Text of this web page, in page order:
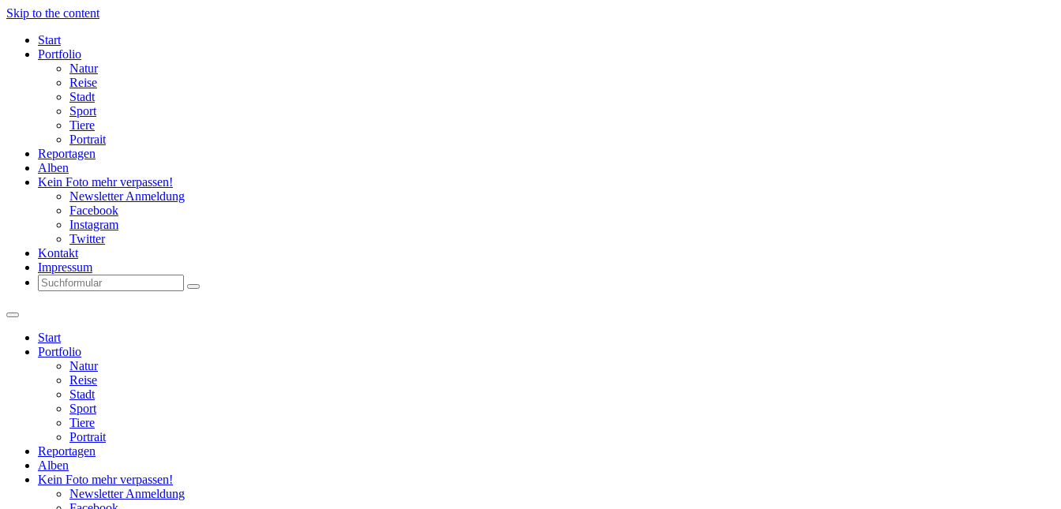
Skip to the content
Start
Portfolio
Natur
Reise
Stadt
Sport
Tiere
Portrait
Reportagen
Alben
Kein Foto mehr verpassen!
Newsletter Anmeldung
Facebook
Instagram
Twitter
Kontakt
Impressum
Search
Start
Portfolio
Natur
Reise
Stadt
Sport
Tiere
Portrait
Reportagen
Alben
Kein Foto mehr verpassen!
Newsletter Anmeldung